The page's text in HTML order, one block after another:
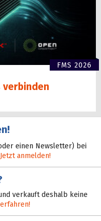
FMS 2026
verbinden
einen Newsletter) bei
Jetzt anmelden!
verkauft deshalb keine